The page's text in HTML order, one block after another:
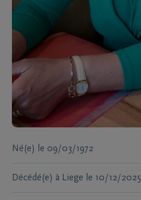
Né(e) le 09/03/1972
Décédé(e) à Liege le 10/12/2025